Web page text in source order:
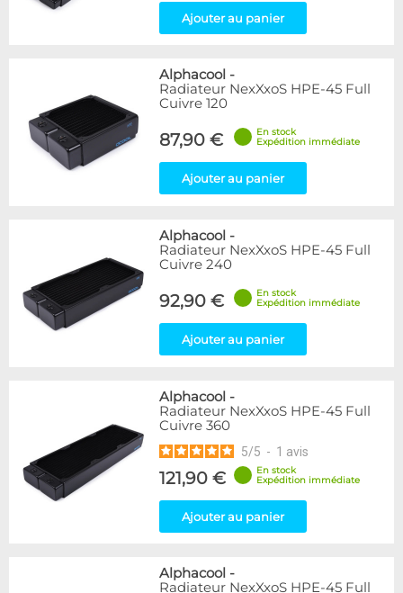
Ajouter au panier
Alphacool -
Radiateur NexXxoS HPE-45 Full
Cuivre 120
87,90 €
En stock
Expédition immédiate
Ajouter au panier
Alphacool -
Radiateur NexXxoS HPE-45 Full
Cuivre 240
92,90 €
En stock
Expédition immédiate
Ajouter au panier
Alphacool -
Radiateur NexXxoS HPE-45 Full
Cuivre 360
5/5 - 1 avis
121,90 €
En stock
Expédition immédiate
Ajouter au panier
Alphacool -
Radiateur NexXxoS HPE-45 Full